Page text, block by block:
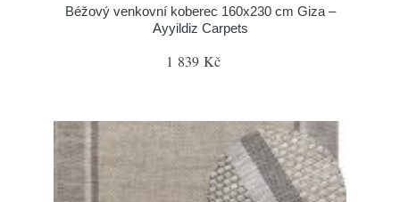
Béžový venkovní koberec 160x230 cm Giza –
Ayyildiz Carpets
1 839 Kč